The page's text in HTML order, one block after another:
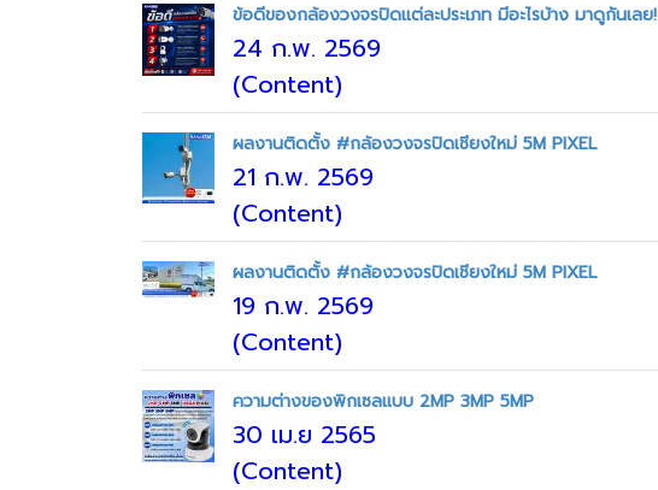
ข้อดีของกล้องวงจรปิดแต่ละประเภท มีอะไรบ้าง มาดูกันเลย!
24 ก.พ. 2569
(Content)
ผลงานติดตั้ง #กล้องวงจรปิดเชียงใหม่ 5M PIXEL
21 ก.พ. 2569
(Content)
ผลงานติดตั้ง #กล้องวงจรปิดเชียงใหม่ 5M PIXEL
19 ก.พ. 2569
(Content)
ความต่างของพิกเซลแบบ 2MP 3MP 5MP
30 เม.ย 2565
(Content)